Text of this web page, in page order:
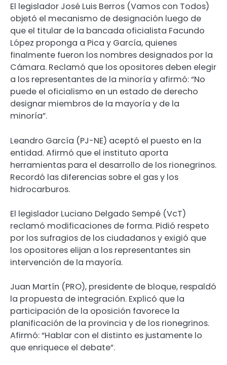
El legislador José Luis Berros (Vamos con Todos)
objetó el mecanismo de designación luego de
que el titular de la bancada oficialista Facundo
López proponga a Pica y García, quienes
finalmente fueron los nombres designados por la
Cámara. Reclamó que los opositores deben elegir
a los representantes de la minoría y afirmó: “No
puede el oficialismo en un estado de derecho
designar miembros de la mayoría y de la
minoría”.
Leandro García (PJ-NE) aceptó el puesto en la
entidad. Afirmó que el instituto aporta
herramientas para el desarrollo de los rionegrinos.
Recordó las diferencias sobre el gas y los
hidrocarburos.
El legislador Luciano Delgado Sempé (VcT)
reclamó modificaciones de forma. Pidió respeto
por los sufragios de los ciudadanos y exigió que
los opositores elijan a los representantes sin
intervención de la mayoría.
Juan Martín (PRO), presidente de bloque, respaldó
la propuesta de integración. Explicó que la
participación de la oposición favorece la
planificación de la provincia y de los rionegrinos.
Afirmó: “Hablar con el distinto es justamente lo
que enriquece el debate”.